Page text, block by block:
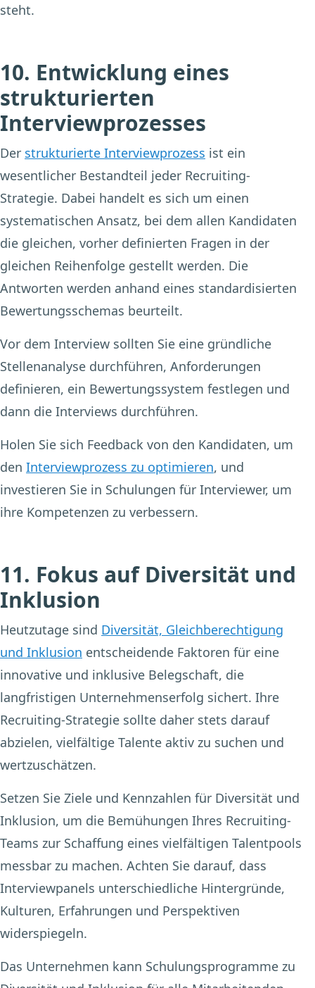
steht.
10. Entwicklung eines
strukturierten
Interviewprozesses
Der strukturierte Interviewprozess ist ein
wesentlicher Bestandteil jeder Recruiting-
Strategie. Dabei handelt es sich um einen
systematischen Ansatz, bei dem allen Kandidaten
die gleichen, vorher definierten Fragen in der
gleichen Reihenfolge gestellt werden. Die
Antworten werden anhand eines standardisierten
Bewertungsschemas beurteilt.
Vor dem Interview sollten Sie eine gründliche
Stellenanalyse durchführen, Anforderungen
definieren, ein Bewertungssystem festlegen und
dann die Interviews durchführen.
Holen Sie sich Feedback von den Kandidaten, um
den Interviewprozess zu optimieren, und
investieren Sie in Schulungen für Interviewer, um
ihre Kompetenzen zu verbessern.
11. Fokus auf Diversität und
Inklusion
Heutzutage sind Diversität, Gleichberechtigung
und Inklusion entscheidende Faktoren für eine
innovative und inklusive Belegschaft, die
langfristigen Unternehmenserfolg sichert. Ihre
Recruiting-Strategie sollte daher stets darauf
abzielen, vielfältige Talente aktiv zu suchen und
wertzuschätzen.
Setzen Sie Ziele und Kennzahlen für Diversität und
Inklusion, um die Bemühungen Ihres Recruiting-
Teams zur Schaffung eines vielfältigen Talentpools
messbar zu machen. Achten Sie darauf, dass
Interviewpanels unterschiedliche Hintergründe,
Kulturen, Erfahrungen und Perspektiven
widerspiegeln.
Das Unternehmen kann Schulungsprogramme zu